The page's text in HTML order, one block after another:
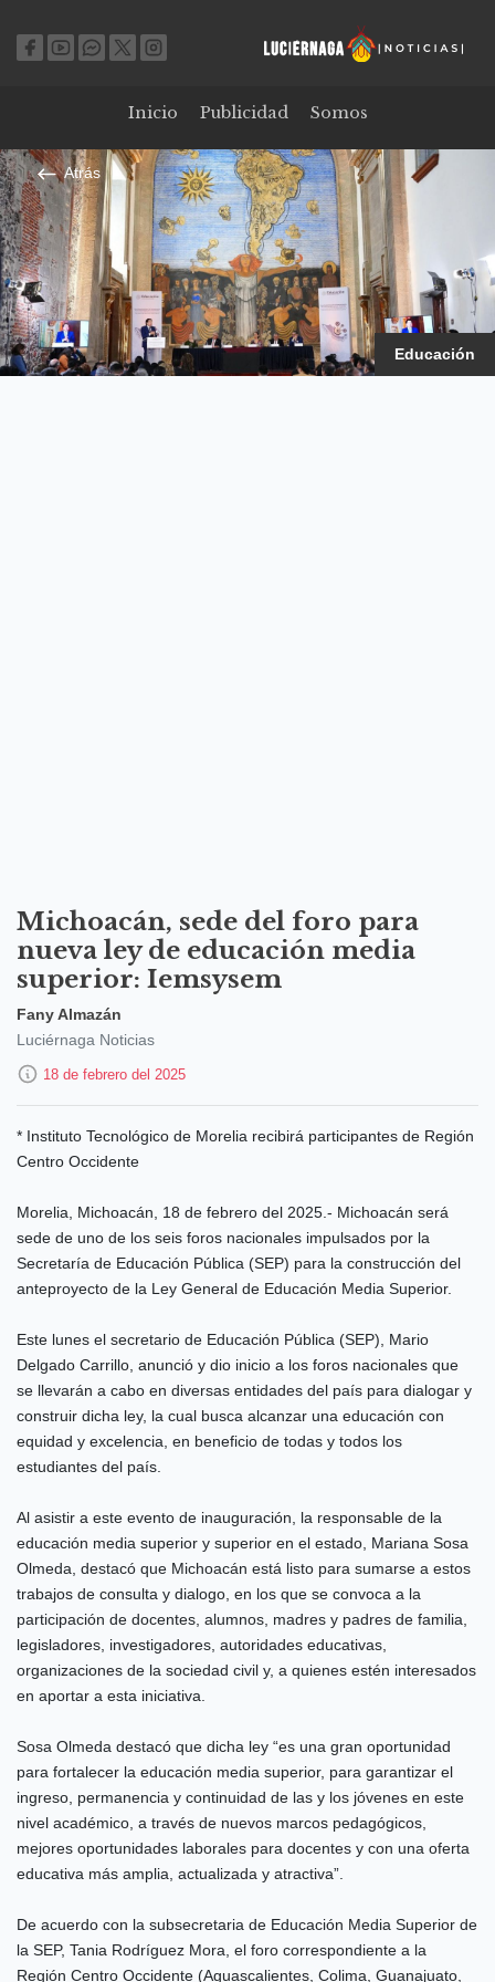
Inicio Publicidad Somos
Atrás
Educación
Michoacán, sede del foro para
nueva ley de educación media
superior: Iemsysem
Fany Almazán
Luciérnaga Noticias
18 de febrero del 2025
* Instituto Tecnológico de Morelia recibirá participantes de Región
Centro Occidente
Morelia, Michoacán, 18 de febrero del 2025.- Michoacán será
sede de uno de los seis foros nacionales impulsados por la
Secretaría de Educación Pública (SEP) para la construcción del
anteproyecto de la Ley General de Educación Media Superior.
Este lunes el secretario de Educación Pública (SEP), Mario
Delgado Carrillo, anunció y dio inicio a los foros nacionales que
se llevarán a cabo en diversas entidades del país para dialogar y
construir dicha ley, la cual busca alcanzar una educación con
equidad y excelencia, en beneficio de todas y todos los
estudiantes del país.
Al asistir a este evento de inauguración, la responsable de la
educación media superior y superior en el estado, Mariana Sosa
Olmeda, destacó que Michoacán está listo para sumarse a estos
trabajos de consulta y dialogo, en los que se convoca a la
participación de docentes, alumnos, madres y padres de familia,
legisladores, investigadores, autoridades educativas,
organizaciones de la sociedad civil y, a quienes estén interesados
en aportar a esta iniciativa.
Sosa Olmeda destacó que dicha ley “es una gran oportunidad
para fortalecer la educación media superior, para garantizar el
ingreso, permanencia y continuidad de las y los jóvenes en este
nivel académico, a través de nuevos marcos pedagógicos,
mejores oportunidades laborales para docentes y con una oferta
educativa más amplia, actualizada y atractiva”.
De acuerdo con la subsecretaria de Educación Media Superior de
la SEP, Tania Rodríguez Mora, el foro correspondiente a la
Región Centro Occidente (Aguascalientes, Colima, Guanajuato,